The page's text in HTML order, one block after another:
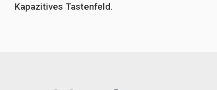
Kapazitives Tastenfeld.